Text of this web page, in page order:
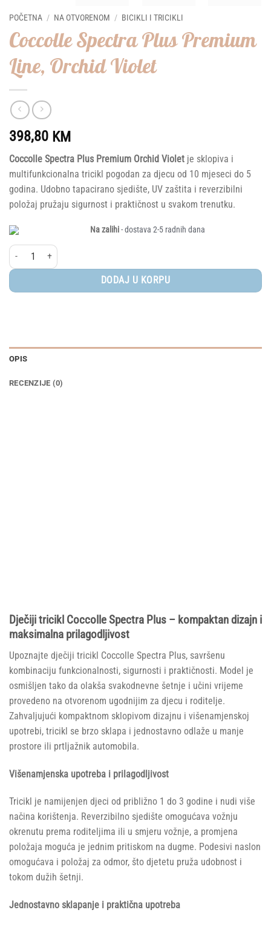
POČETNA / NA OTVORENOM / BICIKLI I TRICIKLI
Coccolle Spectra Plus Premium
Line, Orchid Violet
398,80 KM
Coccolle Spectra Plus Premium Orchid Violet je sklopiva i
multifunkcionalna tricikl pogodan za djecu od 10 mjeseci do 5
godina. Udobno tapacirano sjedište, UV zaštita i reverzibilni
položaj pružaju sigurnost i praktičnost u svakom trenutku.
Na zalihi- dostava 2-5 radnih dana
Coccolle Spectra Plus Premium Line, Orchid Violet količina
DODAJ U KORPU
OPIS
RECENZIJE (0)
Dječiji tricikl Coccolle Spectra Plus – kompaktan dizajn i
maksimalna prilagodljivost
Upoznajte dječiji tricikl Coccolle Spectra Plus, savršenu
kombinaciju funkcionalnosti, sigurnosti i praktičnosti. Model je
osmišljen tako da olakša svakodnevne šetnje i učini vrijeme
provedeno na otvorenom ugodnijim za djecu i roditelje.
Zahvaljujući kompaktnom sklopivom dizajnu i višenamjenskoj
upotrebi, tricikl se brzo sklapa i jednostavno odlaže u manje
prostore ili prtljažnik automobila.
Višenamjenska upotreba i prilagodljivost
Tricikl je namijenjen djeci od približno 1 do 3 godine i nudi više
načina korištenja. Reverzibilno sjedište omogućava vožnju
okrenutu prema roditeljima ili u smjeru vožnje, a promjena
položaja moguća je jednim pritiskom na dugme. Podesivi naslon
omogućava i položaj za odmor, što djetetu pruža udobnost i
tokom dužih šetnji.
Jednostavno sklapanje i praktična upotreba